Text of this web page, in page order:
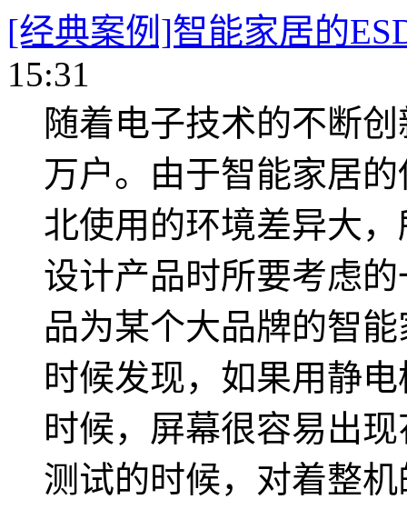
[经典案例]智能家居的
15:31
随着电子技术的不断
万户。由于智能家居
北使用的环境差异大
设计产品时所要考虑
品为某个大品牌的智
时候发现，如果用静
时候，屏幕很容易出
测试的时候，对着整